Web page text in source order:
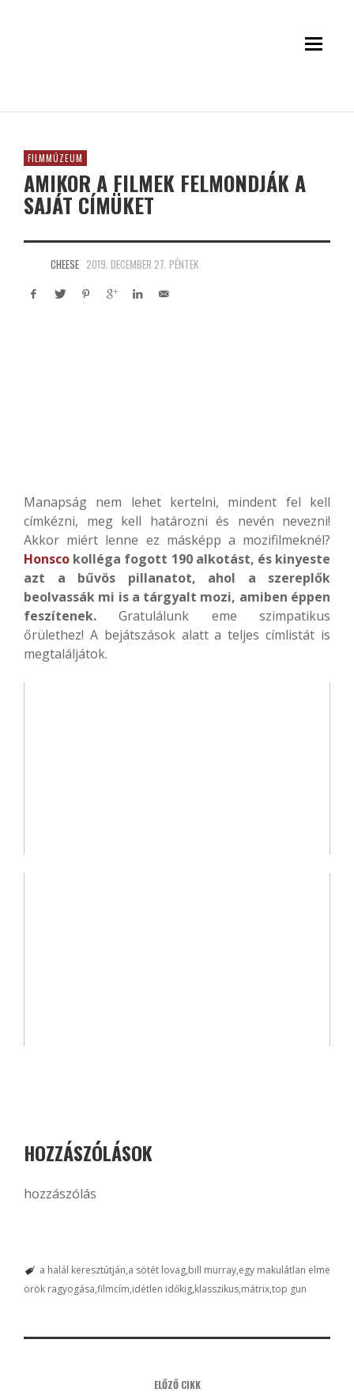
FILMMÚZEUM
AMIKOR A FILMEK FELMONDJÁK A
SAJÁT CÍMÜKET
CHEESE 2019. DECEMBER 27. PÉNTEK
Manapság nem lehet kertelni, mindent fel kell
címkézni, meg kell határozni és nevén nevezni!
Akkor miért lenne ez másképp a mozifilmeknél?
Honsco kolléga fogott 190 alkotást, és kinyeste
azt a bűvös pillanatot, ahol a szereplők
beolvassák mi is a tárgyalt mozi, amiben éppen
feszítenek. Gratulálunk eme szimpatikus
őrülethez! A bejátszások alatt a teljes címlistát is
megtaláljátok.
HOZZÁSZÓLÁSOK
hozzászólás
a halál keresztútján a sötét lovag bill murray egy makulátlan elme
örök ragyogása filmcím idétlen időkig klasszikus mátrixtop gun
ELŐZŐ CIKK